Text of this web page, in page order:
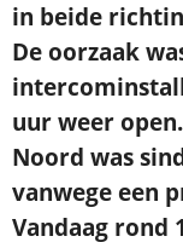
in beide
De oorzaak
uur weer
Noord was
vanwege een
Vandaag rond